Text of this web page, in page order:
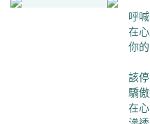
呼
在
你
該
驕
在